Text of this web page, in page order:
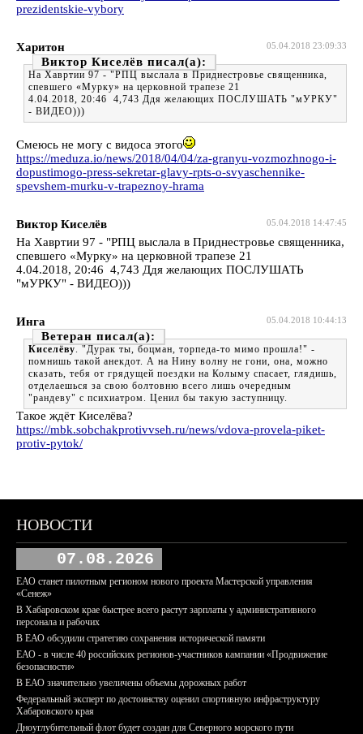
prezidentskie-vybory
05.04.2018 23:09:33
Харитон
Виктор Киселёв
На Хавртии 97 - "РПЦ выслала в Приднестровье священника,
спевшего «Мурку» на церковной трапезе 21
4.04.2018, 20:46 4,743 Ддя желающих ПОСЛУШАТЬ "мУРКУ"
- ВИДЕО)))
Смеюсь не могу с видоса этого
https://meduza.io/news/2018/04/04/za-granyu-vozmozhnogo-i-
dopustimogo-press-sekretar-glavy-rpts-o-svyaschennike-
spevshem-murku-v-trapeznoy-hrama
05.04.2018 14:47:45
Виктор Киселёв
На Хавртии 97 - "РПЦ выслала в Приднестровье священника,
спевшего «Мурку» на церковной трапезе 21
4.04.2018, 20:46 4,743 Ддя желающих ПОСЛУШАТЬ
"мУРКУ" - ВИДЕО)))
05.04.2018 10:44:13
Инга
Ветеран
Киселёву. "Дурак ты, боцман, торпеда-то мимо прошла!" -
помнишь такой анекдот. А на Нину волну не гони, она, можно
сказать, тебя от грядущей поездки на Колыму спасает, глядишь,
отделаешься за свою болтовню всего лишь очередным
"рандеву" с психиатром. Ценил бы такую заступницу.
Такое ждёт Киселёва?
https://mbk.sobchakprotivvseh.ru/news/vdova-provela-piket-
protiv-pytok/
НОВОСТИ
07.08.2026
ЕАО станет пилотным регионом нового проекта Мастерской управления
«Сенеж»
В Хабаровском крае быстрее всего растут зарплаты у административного
персонала и рабочих
В ЕАО обсудили стратегию сохранения исторической памяти
ЕАО - в числе 40 российских регионов-участников кампании «Продвижение
безопасности»
В ЕАО значительно увеличены объемы дорожных работ
Федеральный эксперт по достоинству оценил спортивную инфраструктуру
Хабаровского края
Дноуглубительный флот будет создан для Северного морского пути